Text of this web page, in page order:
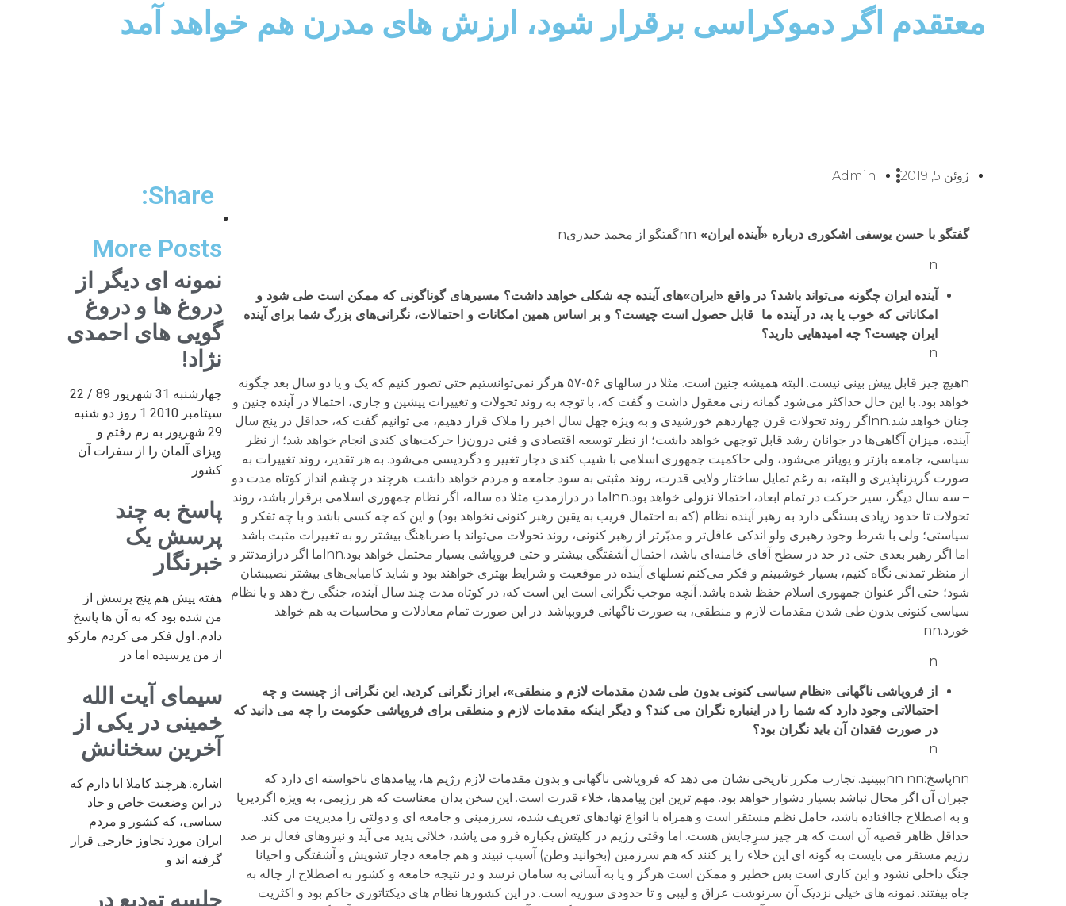
معتقدم اگر دموکراسی برقرار شود، ارزش های مدرن هم خواهد آمد
ژوئن 5, 2019 Admin
گفتگو با حسن یوسفی اشکوری درباره «آینده ایران» nnگفتگو از محمد حیدریn
n
آینده ایران چگونه می‌تواند باشد؟ در واقع «ایران‌»های آینده چه شکلی خواهد داشت؟ مسیرهای گوناگونی که ممکن است طی شود و
امکاناتی که خوب یا بد، در آینده ما قابل حصول است چیست؟ و بر اساس همین امکانات و احتمالات، نگرانی‌های بزرگ شما برای آینده
ایران چیست؟ چه امیدهایی دارید؟
n
nهیچ چیز قابل پیش بینی نیست. البته همیشه چنین است. مثلا در سالهای ۵۶-۵۷ هرگز نمی‌توانستیم حتی تصور کنیم که یک و یا دو سال بعد چگونه
خواهد بود. با این حال حداکثر می‌شود گمانه زنی معقول داشت و گفت که، با توجه به روند تحولات و تغییرات پیشین و جاری، احتمالا در آینده چنین و
چنان خواهد شد.nnاگر روند تحولات قرن چهاردهم خورشیدی و به ویژه چهل سال اخیر را ملاک قرار دهیم، می توانیم گفت که، حداقل در پنج سال
آینده، میزان آگاهی‌ها در جوانان رشد قابل توجهی خواهد داشت؛ از نظر توسعه اقتصادی و فنی درون‌زا حرکت‌های کندی انجام خواهد شد؛ از نظر
سیاسی، جامعه بازتر و پویاتر می‌شود، ولی حاکمیت جمهوری اسلامی با شیب کندی دچار تغییر و دگردیسی می‌شود. به هر تقدیر، روند تغییرات به
صورت گریزناپذیری و البته، به رغم تمایل ساختار ولایی قدرت، روند مثبتی به سود جامعه و مردم خواهد داشت. هرچند در چشم انداز کوتاه مدت دو
– سه سال دیگر، سیر حرکت در تمام ابعاد، احتمالا نزولی خواهد بود.nnاما در درازمدتِ مثلا ده ساله، اگر نظام جمهوری اسلامی برقرار باشد، روند
تحولات تا حدود زیادی بستگی دارد به رهبر آینده نظام (که به احتمال قریب به یقین رهبر کنونی نخواهد بود) و این که چه کسی باشد و با چه تفکر و
سیاستی؛ ولی با شرط وجود رهبری ولو اندکی عاقل‌تر و مدبّرتر از رهبر کنونی، روند تحولات می‌تواند با ضرباهنگ بیشتر رو به تغییرات مثبت باشد.
اما اگر رهبر بعدی حتی در حد در سطح آقای خامنه‌ای باشد، احتمال آشفتگی بیشتر و حتی فروپاشی بسیار محتمل خواهد بود.nnاما اگر درازمدت­تر و
از منظر تمدنی نگاه کنیم، بسیار خوشبینم و فکر می‌کنم نسلهای آینده در موقعیت و شرایط بهتری خواهند بود و شاید کامیابی‌های بیشتر نصیبشان
شود؛ حتی اگر عنوان جمهوری اسلام حفظ شده باشد. آنچه موجب نگرانی است این است که، در کوتاه مدت چند سال آینده، جنگی رخ دهد و یا نظام
سیاسی کنونی بدون طی شدن مقدمات لازم و منطقی، به صورت ناگهانی فروبپاشد. در این صورت تمام معادلات و محاسبات به هم خواهد
خورد.nn
n
از فروپاشی ناگهانی «نظام سیاسی کنونی بدون طی شدن مقدمات لازم و منطقی»، ابراز نگرانی کردید. این نگرانی از چیست و چه
احتمالاتی وجود دارد که شما را در اینباره نگران می کند؟ و دیگر اینکه مقدمات لازم و منطقی برای فروپاشی حکومت را چه می دانید که
در صورت فقدان آن باید نگران بود؟
n
nnپاسخ:nn nnببینید. تجارب مکرر تاریخی نشان می دهد که فروپاشی ناگهانی و بدون مقدمات لازم رژیم ها، پیامدهای ناخواسته ای دارد که
جبران آن اگر محال نباشد بسیار دشوار خواهد بود. مهم ترین این پیامدها، خلاء قدرت است. این سخن بدان معناست که هر رژیمی، به ویژه اگردیرپا
و به اصطلاح جاافتاده باشد، حامل نظم مستقر است و همراه با انواع نهادهای تعریف شده، سرزمینی و جامعه ای و دولتی را مدیریت می کند.
حداقل ظاهر قضیه آن است که هر چیز سرِجایش هست. اما وقتی رژیم در کلیتش یکباره فرو می پاشد، خلائی پدید می آید و نیروهای فعال بر ضد
رژیم مستقر می بایست به گونه ای این خلاء را پر کنند که هم سرزمین (بخوانید وطن) آسیب نبیند و هم جامعه دچار تشویش و آشفتگی و احیانا
جنگ داخلی نشود و این کاری است بس خطیر و ممکن است هرگز و یا به آسانی به سامان نرسد و در نتیجه حامعه و کشور به اصطلاح از چاله به
چاه بیفتند. نمونه های خیلی نزدیک آن سرنوشت عراق و لیبی و تا حدودی سوریه است. در این کشورها نظام های دیکتاتوری حاکم بود و اکثریت
Share:
More Posts
نمونه ای دیگر از
دروغ ها و دروغ
گویی های احمدی
نژاد!
چهارشنبه 31 شهریور 89 / 22
سپتامبر 2010 1 روز دو شنبه
29 شهریور به رم رفتم و
ویزای آلمان را از سفرات آن
کشور
پاسخ به چند
پرسش یک
خبرنگار
هفته پیش هم پنج پرسش از
من شده بود که به آن ها پاسخ
دادم. اول فکر می کردم مارکو
از من پرسیده اما در
سیمای آیت الله
خمینی در یکی از
آخرین سخنانش
اشاره: هرچند کاملا ابا دارم که
در این وضعیت خاص و حاد
سیاسی، که کشور و مردم
ایران مورد تجاوز خارجی قرار
گرفته اند و
جلسه تودیع در